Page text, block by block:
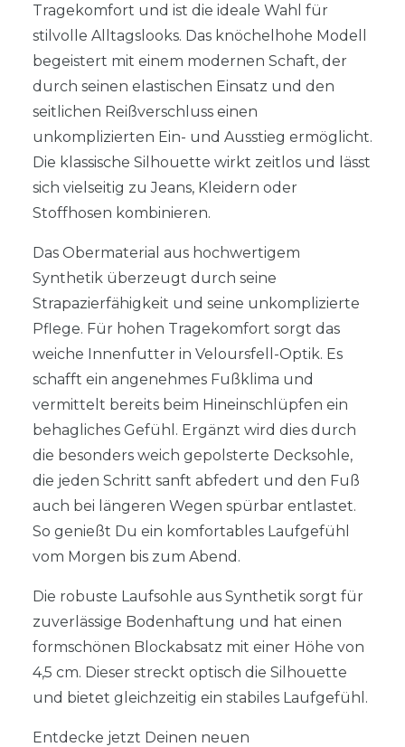
Tragekomfort und ist die ideale Wahl für
stilvolle Alltagslooks. Das knöchelhohe Modell
begeistert mit einem modernen Schaft, der
durch seinen elastischen Einsatz und den
seitlichen Reißverschluss einen
unkomplizierten Ein- und Ausstieg ermöglicht.
Die klassische Silhouette wirkt zeitlos und lässt
sich vielseitig zu Jeans, Kleidern oder
Stoffhosen kombinieren.
Das Obermaterial aus hochwertigem
Synthetik überzeugt durch seine
Strapazierfähigkeit und seine unkomplizierte
Pflege. Für hohen Tragekomfort sorgt das
weiche Innenfutter in Veloursfell-Optik. Es
schafft ein angenehmes Fußklima und
vermittelt bereits beim Hineinschlüpfen ein
behagliches Gefühl. Ergänzt wird dies durch
die besonders weich gepolsterte Decksohle,
die jeden Schritt sanft abfedert und den Fuß
auch bei längeren Wegen spürbar entlastet.
So genießt Du ein komfortables Laufgefühl
vom Morgen bis zum Abend.
Die robuste Laufsohle aus Synthetik sorgt für
zuverlässige Bodenhaftung und hat einen
formschönen Blockabsatz mit einer Höhe von
4,5 cm. Dieser streckt optisch die Silhouette
und bietet gleichzeitig ein stabiles Laufgefühl.
Entdecke jetzt Deinen neuen